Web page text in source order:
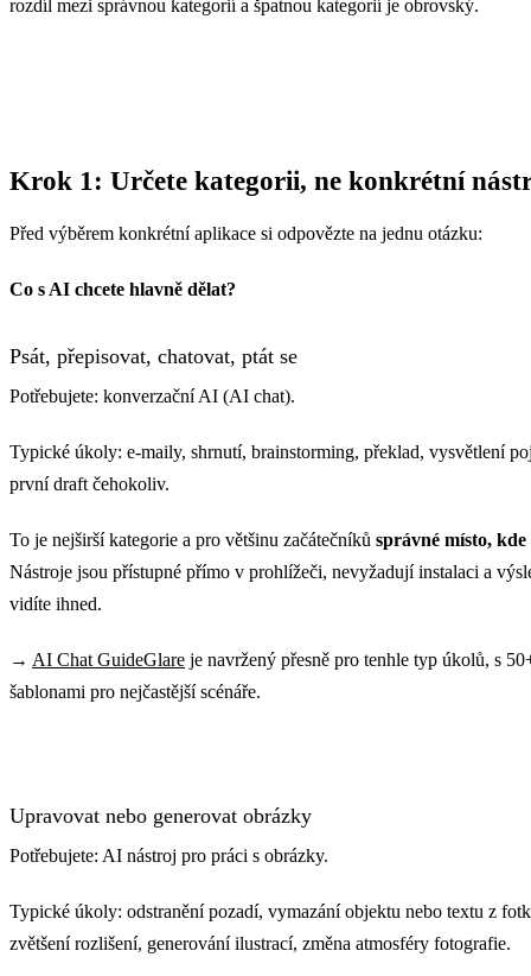
rozdíl mezi správnou kategorií a špatnou kategorií je obrovský.
Krok 1: Určete kategorii, ne konkrétní
Před výběrem konkrétní aplikace si odpovězte na jednu otázku:
Co s AI chcete hlavně dělat?
Psát, přepisovat, chatovat, ptát se
Potřebujete: konverzační AI (AI chat).
Typické úkoly: e-maily, shrnutí, brainstorming, překlad, vysvětlení
první draft čehokoliv.
To je nejširší kategorie a pro většinu začátečníků správné místo, kde
Nástroje jsou přístupné přímo v prohlížeči, nevyžadují instalaci a
vidíte ihned.
→ AI Chat GuideGlare je navržený přesně pro tenhle typ úkolů, s
šablonami pro nejčastější scénáře.
Upravovat nebo generovat obrázky
Potřebujete: AI nástroj pro práci s obrázky.
Typické úkoly: odstranění pozadí, vymazání objektu nebo textu z
zvětšení rozlišení, generování ilustrací, změna atmosféry fotografie.